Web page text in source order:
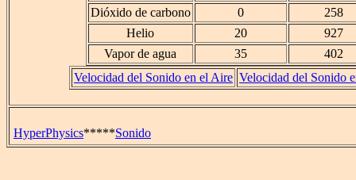
Dióxido de carbono
0
258
Helio
20
927
Vapor de agua
35
402
Velocidad del Sonido en el Aire Velocidad del Sonido
HyperPhysics*****Sonido